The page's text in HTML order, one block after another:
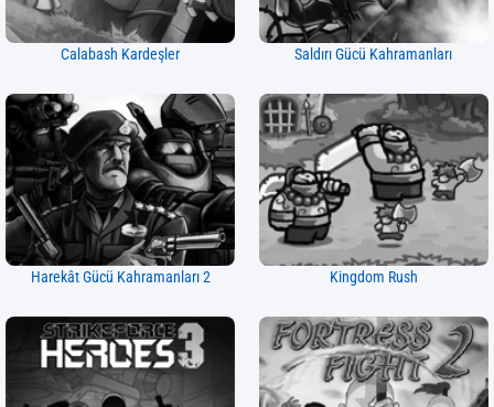
Calabash Kardeşler Saldırı Gücü Kahramanları
Harekât Gücü Kahramanları 2 Kingdom Rush